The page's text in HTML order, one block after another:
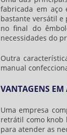
fabricada em aço
bastante versátil e
no final do
necessidades do
Outra
manual
VANTAGENS
Uma empresa
retrátil como knob
para atender as